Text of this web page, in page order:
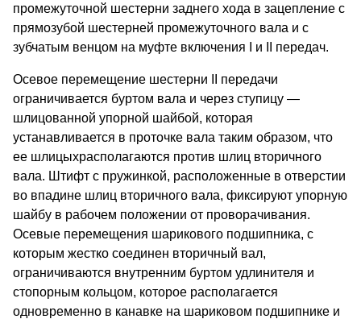
промежуточной шестерни заднего хода в зацепление с
прямозубой шестерней промежуточного вала и с
зубчатым венцом на муфте включения I и II передач.
Осевое перемещение шестерни II передачи
ограничивается буртом вала и через ступицу —
шлицованной упорной шайбой, которая
устанавливается в проточке вала таким образом, что
ее шлицыхрасполагаются против шлиц вторичного
вала. Штифт с пружинкой, расположенные в отверстии
во впадине шлиц вторичного вала, фиксируют упорную
шайбу в рабочем положении от проворачивания.
Осевые перемещения шарикового подшипника, с
которым жестко соединен вторичный вал,
ограничиваются внутренним буртом удлинителя и
стопорным кольцом, которое располагается
одновременно в канавке на шариковом подшипнике и